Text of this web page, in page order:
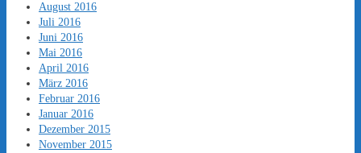
August 2016
Juli 2016
Juni 2016
Mai 2016
April 2016
März 2016
Februar 2016
Januar 2016
Dezember 2015
November 2015